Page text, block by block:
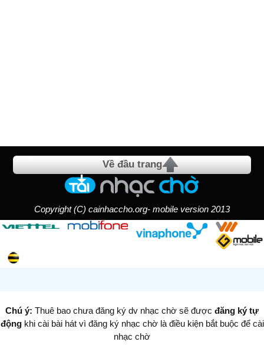
Về đầu trang
Copyright (C) cainhaccho.org- mobile version 2013
Chú ý: Thuê bao chưa đăng ký dv nhạc chờ sẽ được đăng ký tự
độngkhi cài bài hát vì đăng ký nhạc chờ là điều kiện bắt buộc để cài
nhạc chờ